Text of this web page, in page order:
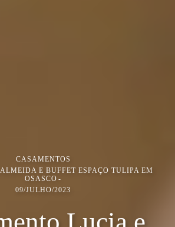
CASAMENTOS
E BUFFET ESPAÇO TULIPA EM
OSASCO
09/JULHO/2023